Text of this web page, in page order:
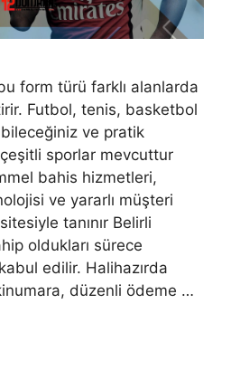
form türü farklı alanlarda
Futbol, ​​tenis, basketbol
ve pratik
sporlar mevcuttur
bahis hizmetleri,
ve yararlı müşteri
tanınır Belirli
oldukları sürece
edilir. Halihazırda
düzenli ödeme …